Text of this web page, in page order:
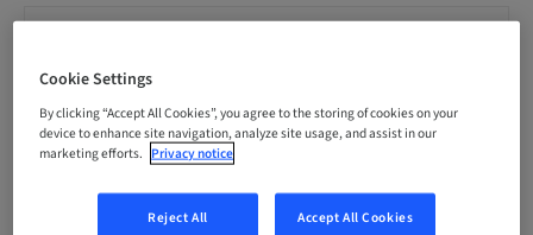
Language
Spanish
Cookie Settings
By clicking “Accept All Cookies”, you agree to the storing of cookies on your
device to enhance site navigation, analyze site usage, and assist in our
marketing efforts. Privacy notice
Reject All Accept All Cookies